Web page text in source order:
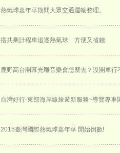
熱氣球嘉年華期間大眾交通運輸整理。
搭共乘計程車追逐熱氣球 方便又省錢
鹿野高台開幕光雕音樂會怎麼去？沒開車行
台灣好行-東部海岸線旅遊新服務~導覽專車
2015臺灣國際熱氣球嘉年華 開始倒數!